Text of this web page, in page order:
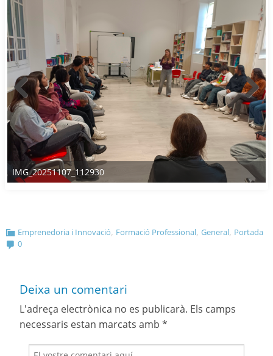
IMG_20251107_112930
Emprenedoria i Innovació, Formació Professional,General, Portada
0
Deixa un comentari
L'adreça electrònica no es publicarà. Els camps
necessaris estan marcats amb *